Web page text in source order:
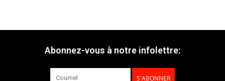
Abonnez-vous à notre infolettre:
S'ABONNER